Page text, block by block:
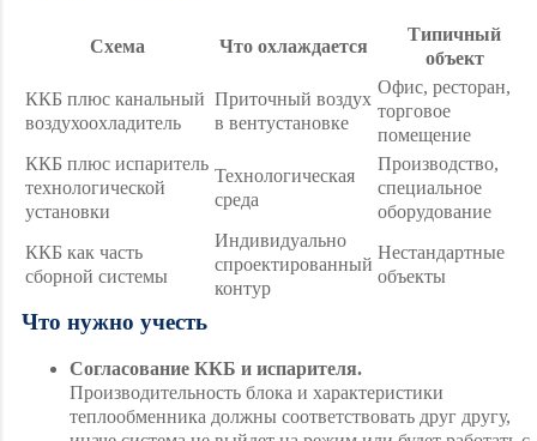
Схема Что охлаждается
Типичный
объект
ККБ плюс канальный
воздухоохладитель
Приточный воздух
в вентустановке
Офис, ресторан,
торговое
помещение
ККБ плюс испаритель
технологической
установки
Технологическая
среда
Производство,
специальное
оборудование
ККБ как часть
сборной системы
Индивидуально
спроектированный
контур
Нестандартные
объекты
Что нужно учесть
Согласование ККБ и испарителя.
Производительность блока и характеристики
теплообменника должны соответствовать друг другу,